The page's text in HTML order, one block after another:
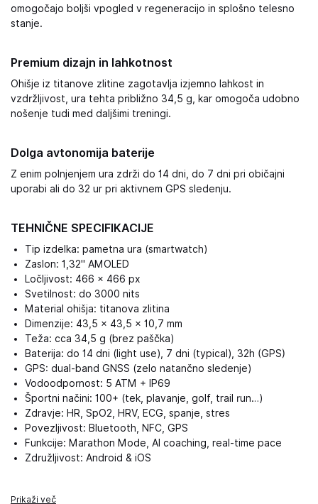
omogočajo boljši vpogled v regeneracijo in splošno telesno
stanje.
Premium dizajn in lahkotnost
Ohišje iz titanove zlitine zagotavlja izjemno lahkost in
vzdržljivost, ura tehta približno 34,5 g, kar omogoča udobno
nošenje tudi med daljšimi treningi.
Dolga avtonomija baterije
Z enim polnjenjem ura zdrži do 14 dni, do 7 dni pri običajni
uporabi ali do 32 ur pri aktivnem GPS sledenju.
TEHNIČNE SPECIFIKACIJE
Tip izdelka: pametna ura (smartwatch)
Zaslon: 1,32" AMOLED
Ločljivost: 466 × 466 px
Svetilnost: do 3000 nits
Material ohišja: titanova zlitina
Dimenzije: 43,5 × 43,5 × 10,7 mm
Teža: cca 34,5 g (brez paščka)
Baterija: do 14 dni (light use), 7 dni (typical), 32h (GPS)
GPS: dual-band GNSS (zelo natančno sledenje)
Vodoodpornost: 5 ATM + IP69
Športni načini: 100+ (tek, plavanje, golf, trail run…)
Zdravje: HR, SpO2, HRV, ECG, spanje, stres
Povezljivost: Bluetooth, NFC, GPS
Funkcije: Marathon Mode, AI coaching, real-time pace
Združljivost: Android & iOS
Prikaži več